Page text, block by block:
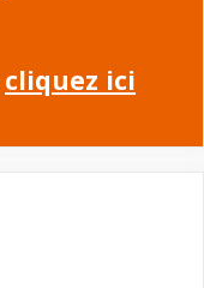
cliquez ici